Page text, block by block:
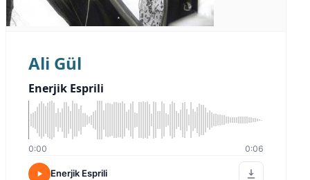
Ali Gül
Enerjik Esprili
0:00 0:06
Enerjik Esprili